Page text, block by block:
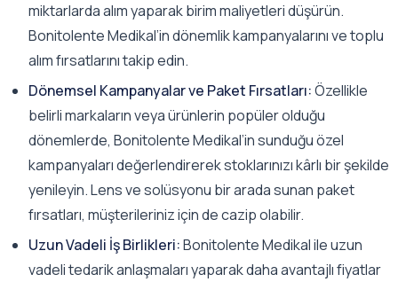
miktarlarda alım yaparak birim maliyetleri düşürün.
Bonitolente Medikal’in dönemlik kampanyalarını ve toplu
alım fırsatlarını takip edin.
Dönemsel Kampanyalar ve Paket Fırsatları:Özellikle
belirli markaların veya ürünlerin popüler olduğu
dönemlerde, Bonitolente Medikal’in sunduğu özel
kampanyaları değerlendirerek stoklarınızı kârlı bir şekilde
yenileyin. Lens ve solüsyonu bir arada sunan paket
fırsatları, müşterileriniz için de cazip olabilir.
Uzun Vadeli İş Birlikleri:Bonitolente Medikal ile uzun
vadeli tedarik anlaşmaları yaparak daha avantajlı fiyatlar